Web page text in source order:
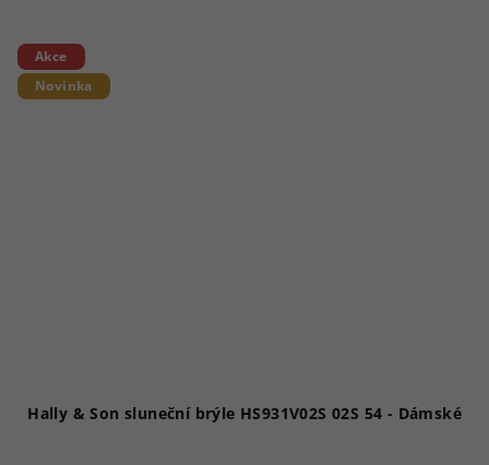
Akce
Novinka
Hally & Son sluneční brýle HS931V02S 02S 54 - Dámské